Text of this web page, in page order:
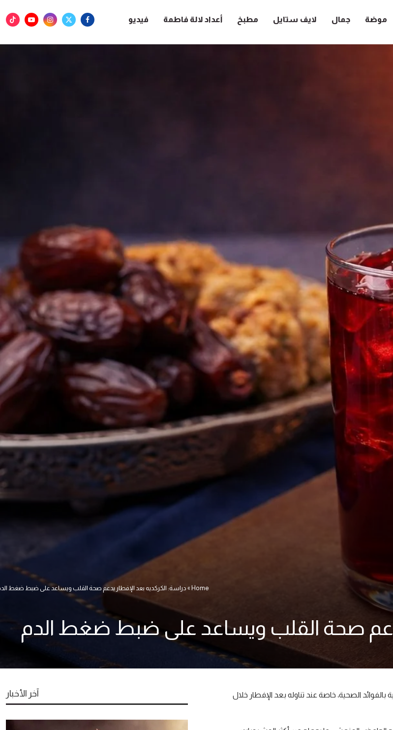
موضة جمال لايف ستايل مطبخ أعداد لالة فاطمة فيديو
Home
» دراسة: الكركديه بعد الإفطار يدعم صحة القلب ويساعد على ضبط ضغط
يدعم صحة القلب ويساعد على ضبط ضغط الدم
الصحية، خاصة عند تناوله بعد الإفطار خلال
آخر الأخبار